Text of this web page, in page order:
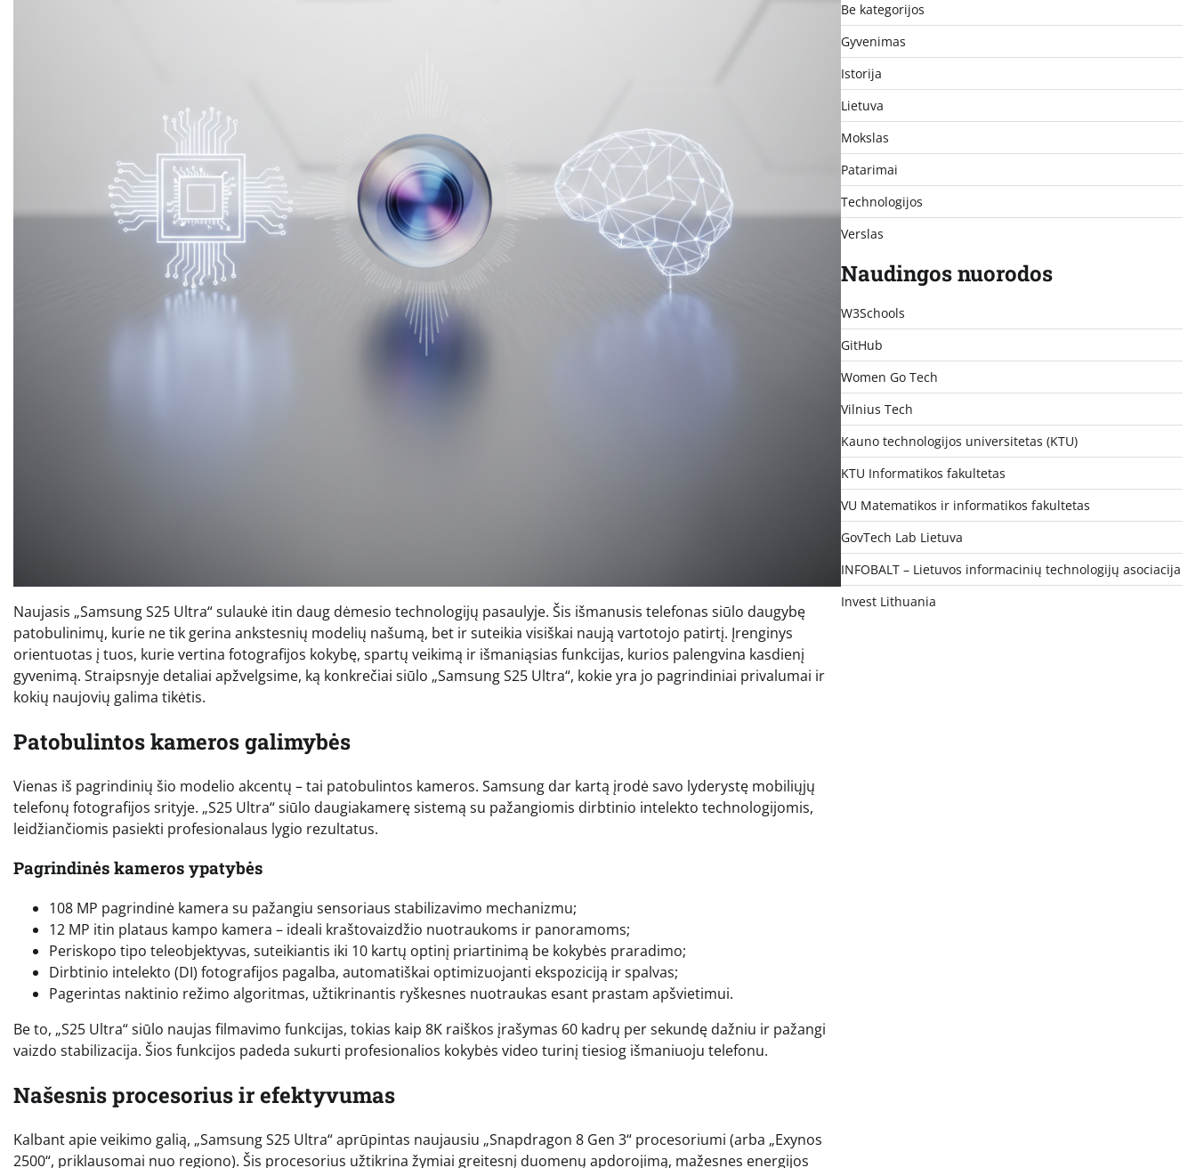
Naujasis „Samsung S25 Ultra“ sulaukė itin daug dėmesio technologijų pasaulyje. Šis išmanusis telefonas siūlo daugybę
patobulinimų, kurie ne tik gerina ankstesnių modelių našumą, bet ir suteikia visiškai naują vartotojo patirtį. Įrenginys
orientuotas į tuos, kurie vertina fotografijos kokybę, spartų veikimą ir išmaniąsias funkcijas, kurios palengvina kasdienį
gyvenimą. Straipsnyje detaliai apžvelgsime, ką konkrečiai siūlo „Samsung S25 Ultra“, kokie yra jo pagrindiniai privalumai ir
kokių naujovių galima tikėtis.
Patobulintos kameros galimybės
Vienas iš pagrindinių šio modelio akcentų – tai patobulintos kameros. Samsung dar kartą įrodė savo lyderystę mobiliųjų
telefonų fotografijos srityje. „S25 Ultra“ siūlo daugiakamerę sistemą su pažangiomis dirbtinio intelekto technologijomis,
leidžiančiomis pasiekti profesionalaus lygio rezultatus.
Pagrindinės kameros ypatybės
108 MP pagrindinė kamera su pažangiu sensoriaus stabilizavimo mechanizmu;
12 MP itin plataus kampo kamera – ideali kraštovaizdžio nuotraukoms ir panoramoms;
Periskopo tipo teleobjektyvas, suteikiantis iki 10 kartų optinį priartinimą be kokybės praradimo;
Dirbtinio intelekto (DI) fotografijos pagalba, automatiškai optimizuojanti ekspoziciją ir spalvas;
Pagerintas naktinio režimo algoritmas, užtikrinantis ryškesnes nuotraukas esant prastam apšvietimui.
Be to, „S25 Ultra“ siūlo naujas filmavimo funkcijas, tokias kaip 8K raiškos įrašymas 60 kadrų per sekundę dažniu ir pažangi
vaizdo stabilizacija. Šios funkcijos padeda sukurti profesionalios kokybės video turinį tiesiog išmaniuoju telefonu.
Našesnis procesorius ir efektyvumas
Kalbant apie veikimo galią, „Samsung S25 Ultra“ aprūpintas naujausiu „Snapdragon 8 Gen 3“ procesoriumi (arba „Exynos
2500“, priklausomai nuo regiono). Šis procesorius užtikrina žymiai greitesnį duomenų apdorojimą, mažesnes energijos
Be kategorijos
Gyvenimas
Istorija
Lietuva
Mokslas
Patarimai
Technologijos
Verslas
Naudingos nuorodos
W3Schools
GitHub
Women Go Tech
Vilnius Tech
Kauno technologijos universitetas (KTU)
KTU Informatikos fakultetas
VU Matematikos ir informatikos fakultetas
GovTech Lab Lietuva
INFOBALT – Lietuvos informacinių technologijų asociacija
Invest Lithuania